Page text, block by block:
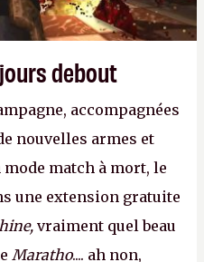
debout
accompagnées
nouvelles armes et
match à mort, le
une extension gratuite
vraiment quel beau
Maratho.... ah non,